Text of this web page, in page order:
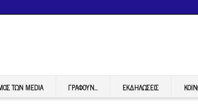
ΤΩΝ MEDIA ΓΡΆΦΟΥΝ… ΕΚΔΗΛΏΣΕΙΣ